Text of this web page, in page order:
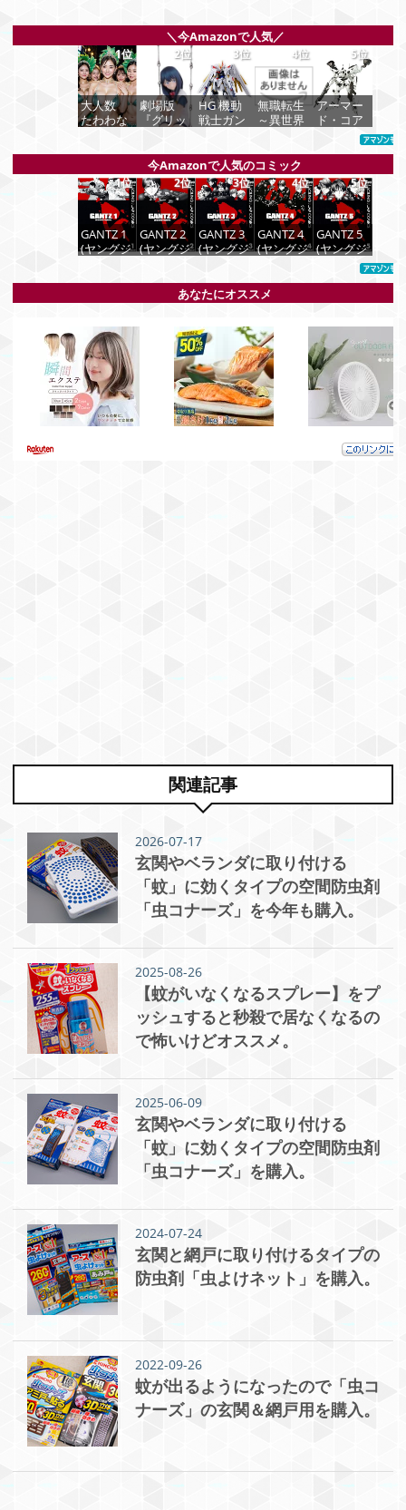
関連記事
2026-07-17
玄関やベランダに取り付ける
「蚊」に効くタイプの空間防虫剤
「虫コナーズ」を今年も購入。
2025-08-26
【蚊がいなくなるスプレー】をプ
ッシュすると秒殺で居なくなるの
で怖いけどオススメ。
2025-06-09
玄関やベランダに取り付ける
「蚊」に効くタイプの空間防虫剤
「虫コナーズ」を購入。
2024-07-24
玄関と網戸に取り付けるタイプの
防虫剤「虫よけネット」を購入。
2022-09-26
蚊が出るようになったので「虫コ
ナーズ」の玄関＆網戸用を購入。
＼今Amazonで人気／
1位
大人数
たわわな
価格：¥99
2位
劇場版
『グリッ
ス』 宝多
六花 wall
figure 1/7
スケール
プラスチ
ック製 塗
装済み完
ギュア
¥13,756
3位
HG 機動
戦士ガン
M マイテ
ィースト
ライクフ
リーダム
ガンダム
1/144スケ
ール 色分
ラモデル
¥4,800
4位
無職転生
～異世界
～ 20 (MF
コミック
ス フラ
ッパーシ
リーズ)
価格：
5位
アーマー
ド・コア
ラインア
ーク ホワ
リント 全
高約
160mm
1/72スケ
ール プラ
モデル
価格：
今Amazonで人気のコミック
1位
GANTZ 1
(ヤングジ
価格：
¥100
2位
GANTZ 2
(ヤングジ
DIGITAL)
価格：
3位
GANTZ 3
(ヤングジ
DIGITAL)
¥100
4位
GANTZ 4
(ヤングジ
DIGITAL)
¥100
5位
GANTZ 5
(ヤングジ
ャンプコ
ミックス
価格：
¥100
あなたにオススメ